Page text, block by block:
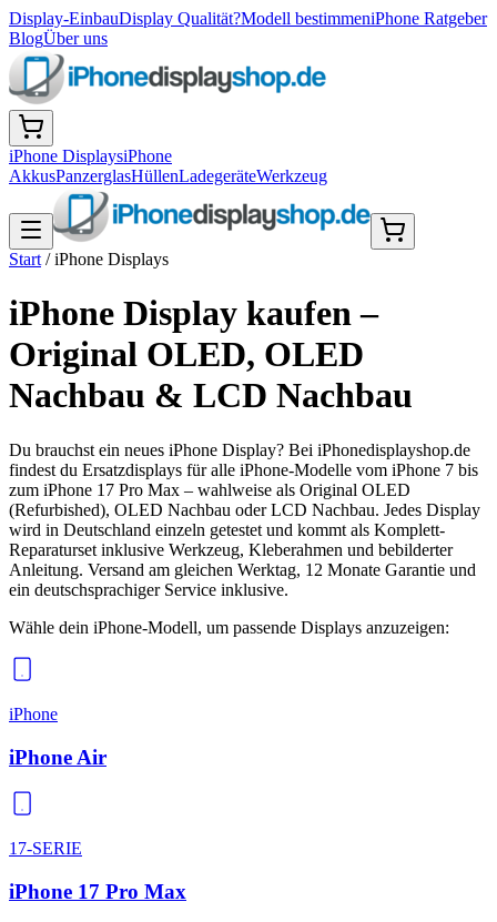
Display-EinbauDisplay Qualität?Modell bestimmeniPhone Ratgeber
BlogÜber uns
iPhone DisplaysiPhone
AkkusPanzerglasHüllenLadegeräteWerkzeug
Start /iPhone Displays
iPhone Display kaufen –
Original OLED, OLED
Nachbau & LCD Nachbau
Du brauchst ein neues iPhone Display? Bei iPhonedisplayshop.de
findest du Ersatzdisplays für alle iPhone-Modelle vom iPhone 7 bis
zum iPhone 17 Pro Max – wahlweise als Original OLED
(Refurbished), OLED Nachbau oder LCD Nachbau. Jedes Display
wird in Deutschland einzeln getestet und kommt als Komplett-
Reparaturset inklusive Werkzeug, Kleberahmen und bebilderter
Anleitung. Versand am gleichen Werktag, 12 Monate Garantie und
ein deutschsprachiger Service inklusive.
Wähle dein iPhone-Modell, um passende Displays anzuzeigen:
iPhone
iPhone Air
17-SERIE
iPhone 17 Pro Max